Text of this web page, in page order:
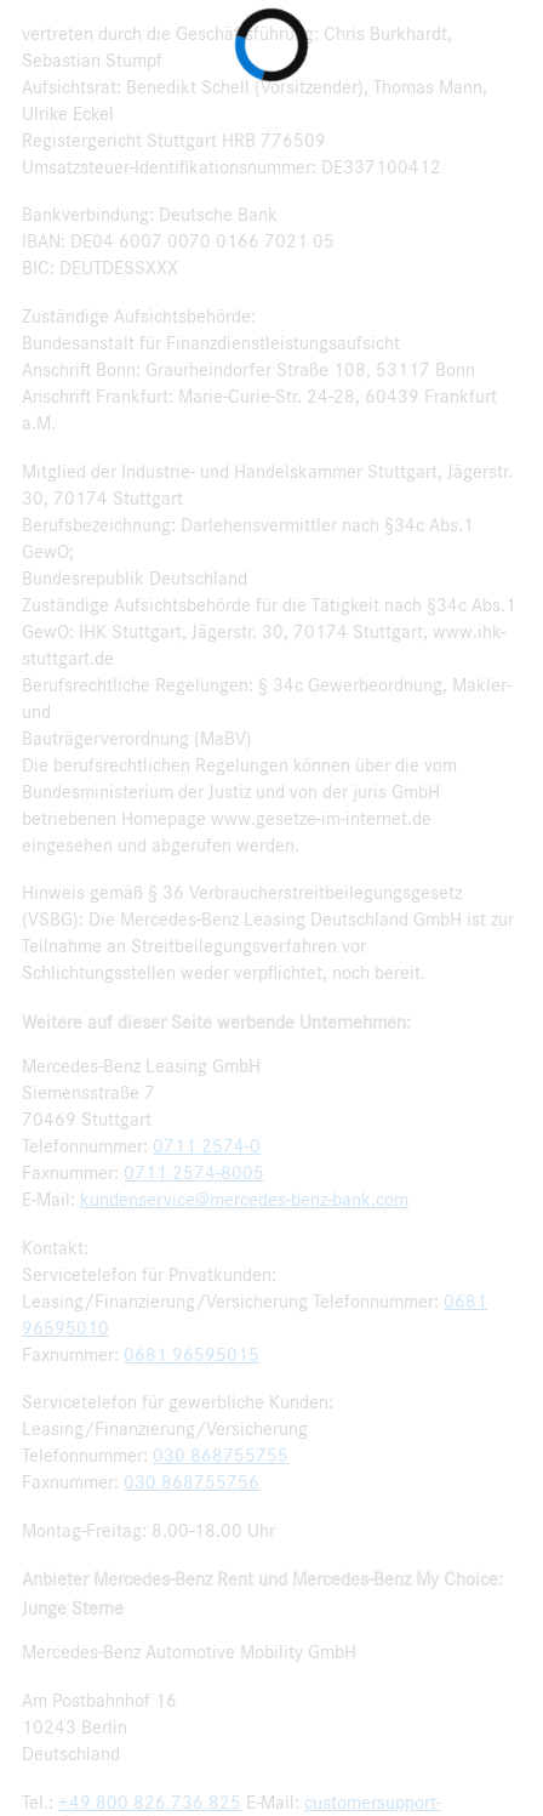
vertreten durch die Geschäftsführung: Chris Burkhardt,
Sebastian Stumpf
Aufsichtsrat: Benedikt Schell (Vorsitzender), Thomas Mann,
Ulrike Eckel
Registergericht Stuttgart HRB 776509
Umsatzsteuer-Identifikationsnummer: DE337100412
Bankverbindung: Deutsche Bank
IBAN: DE04 6007 0070 0166 7021 05
BIC: DEUTDESSXXX
Zuständige Aufsichtsbehörde:
Bundesanstalt für Finanzdienstleistungsaufsicht
Anschrift Bonn: Graurheindorfer Straße 108, 53117 Bonn
Anschrift Frankfurt: Marie-Curie-Str. 24-28, 60439 Frankfurt
a.M.
Mitglied der Industrie- und Handelskammer Stuttgart, Jägerstr.
30, 70174 Stuttgart
Berufsbezeichnung: Darlehensvermittler nach §34c Abs.1
GewO;
Bundesrepublik Deutschland
Zuständige Aufsichtsbehörde für die Tätigkeit nach §34c Abs.1
GewO: IHK Stuttgart, Jägerstr. 30, 70174 Stuttgart, www.ihk-
stuttgart.de
Berufsrechtliche Regelungen: § 34c Gewerbeordnung, Makler-
und
Bauträgerverordnung (MaBV)
Die berufsrechtlichen Regelungen können über die vom
Bundesministerium der Justiz und von der juris GmbH
betriebenen Homepage www.gesetze-im-internet.de
eingesehen und abgerufen werden.
Hinweis gemäß § 36 Verbraucherstreitbeilegungsgesetz
(VSBG): Die Mercedes-Benz Leasing Deutschland GmbH ist zur
Teilnahme an Streitbeilegungsverfahren vor
Schlichtungsstellen weder verpflichtet, noch bereit.
Weitere auf dieser Seite werbende Unternehmen:
Mercedes-Benz Leasing GmbH
Siemensstraße 7
70469 Stuttgart
Telefonnummer: 0711 2574-0
Faxnummer: 0711 2574-8005
E-Mail: kundenservice@mercedes-benz-bank.com
Kontakt:
Servicetelefon für Privatkunden:
Leasing/Finanzierung/Versicherung Telefonnummer: 0681
96595010
Faxnummer: 0681 96595015
Servicetelefon für gewerbliche Kunden:
Leasing/Finanzierung/Versicherung
Telefonnummer: 030 868755755
Faxnummer: 030 868755756
Montag-Freitag: 8.00-18.00 Uhr
Anbieter Mercedes-Benz Rent und Mercedes-Benz My Choice:
Junge Sterne
Mercedes-Benz Automotive Mobility GmbH
Am Postbahnhof 16
10243 Berlin
Deutschland
Tel.: +49 800 826 736 825 E-Mail: customersupport-